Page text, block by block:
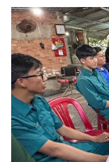
tích lịch sử Quốc gia
phóng miền Nam
phố Đồng Nai.